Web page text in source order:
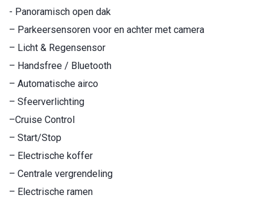
- Panoramisch open dak
– Parkeersensoren voor en achter met camera
– Licht & Regensensor
– Handsfree / Bluetooth
– Automatische airco
– Sfeerverlichting
–Cruise Control
– Start/Stop
– Electrische koffer
– Centrale vergrendeling
– Electrische ramen